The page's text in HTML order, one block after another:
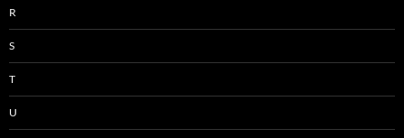
R
S
T
U